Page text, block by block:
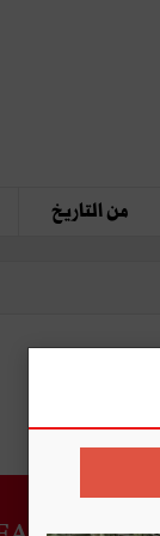
من التاريخ